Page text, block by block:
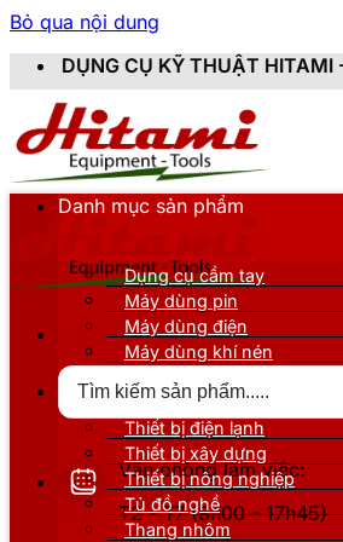
Bỏ qua nội dung
THUẬT HITAMI - CUNG CẤP
Văn phòng làm việc:
T2 - T7 (8h00 - 17h45)
Danh mục sản phẩm
Dụng cụ cầm tay
Máy dùng pin
Máy dùng điện
Máy dùng khí nén
Thiết bị nâng đỡ
Thiết bị điện lạnh
Thiết bị xây dựng
Thiết bị nông nghiệp
Tủ đồ nghề
Thang nhôm